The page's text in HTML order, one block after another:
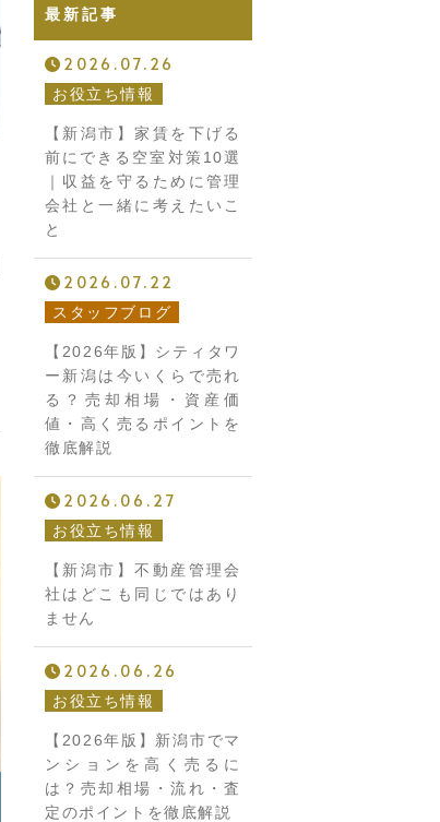
最新記事
2026.07.26
お役立ち情報
【新潟市】家賃を下げる
前にできる空室対策10選
｜収益を守るために管理
会社と一緒に考えたいこ
と
2026.07.22
スタッフブログ
【2026年版】シティタワ
ー新潟は今いくらで売れ
る？売却相場・資産価
値・高く売るポイントを
徹底解説
2026.06.27
お役立ち情報
【新潟市】不動産管理会
社はどこも同じではあり
ません
2026.06.26
お役立ち情報
【2026年版】新潟市でマ
ンションを高く売るに
は？売却相場・流れ・査
定のポイントを徹底解説